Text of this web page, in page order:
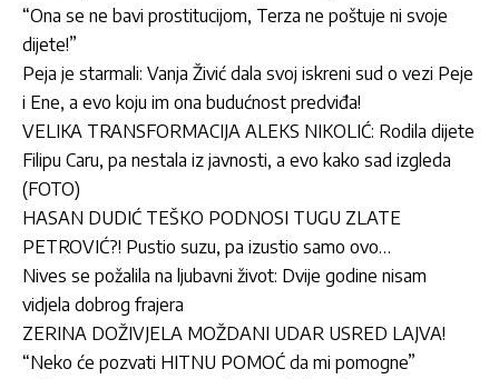
“Ona se ne bavi prostitucijom, Terza ne poštuje ni svoje
dijete!”
Peja je starmali: Vanja Živić dala svoj iskreni sud o vezi Peje
i Ene, a evo koju im ona budućnost predviđa!
VELIKA TRANSFORMACIJA ALEKS NIKOLIĆ: Rodila dijete
Filipu Caru, pa nestala iz javnosti, a evo kako sad izgleda
(FOTO)
HASAN DUDIĆ TEŠKO PODNOSI TUGU ZLATE
PETROVIĆ?! Pustio suzu, pa izustio samo ovo…
Nives se požalila na ljubavni život: Dvije godine nisam
vidjela dobrog frajera
ZERINA DOŽIVJELA MOŽDANI UDAR USRED LAJVA!
“Neko će pozvati HITNU POMOĆ da mi pomogne”